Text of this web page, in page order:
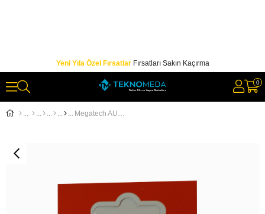
Yeni Yıla Özel FırsatlarFırsatları Sakın Kaçırma
0
Megatech AUX Kablo Micro 1 metre